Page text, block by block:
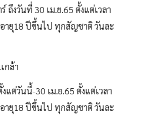
ถึงวันที่ 30 เม.ย.65 ตั้งแต่เวลา
ายุ18 ปีขึ้นไป ทุกสัญชาติ วันละ
กล้า
แต่วันนี้-30 เม.ย.65 ตั้งแต่เวลา
ายุ18 ปีขึ้นไป ทุกสัญชาติ วันละ